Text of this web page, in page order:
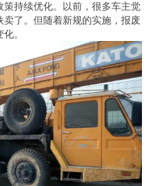
持续优化。以前，很多车主觉
了。但随着新规的实施，报废
。